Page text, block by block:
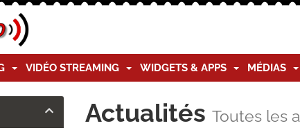
VIDÉO STREAMING WIDGETS & APPS MÉDIAS
Actualités Toutes les